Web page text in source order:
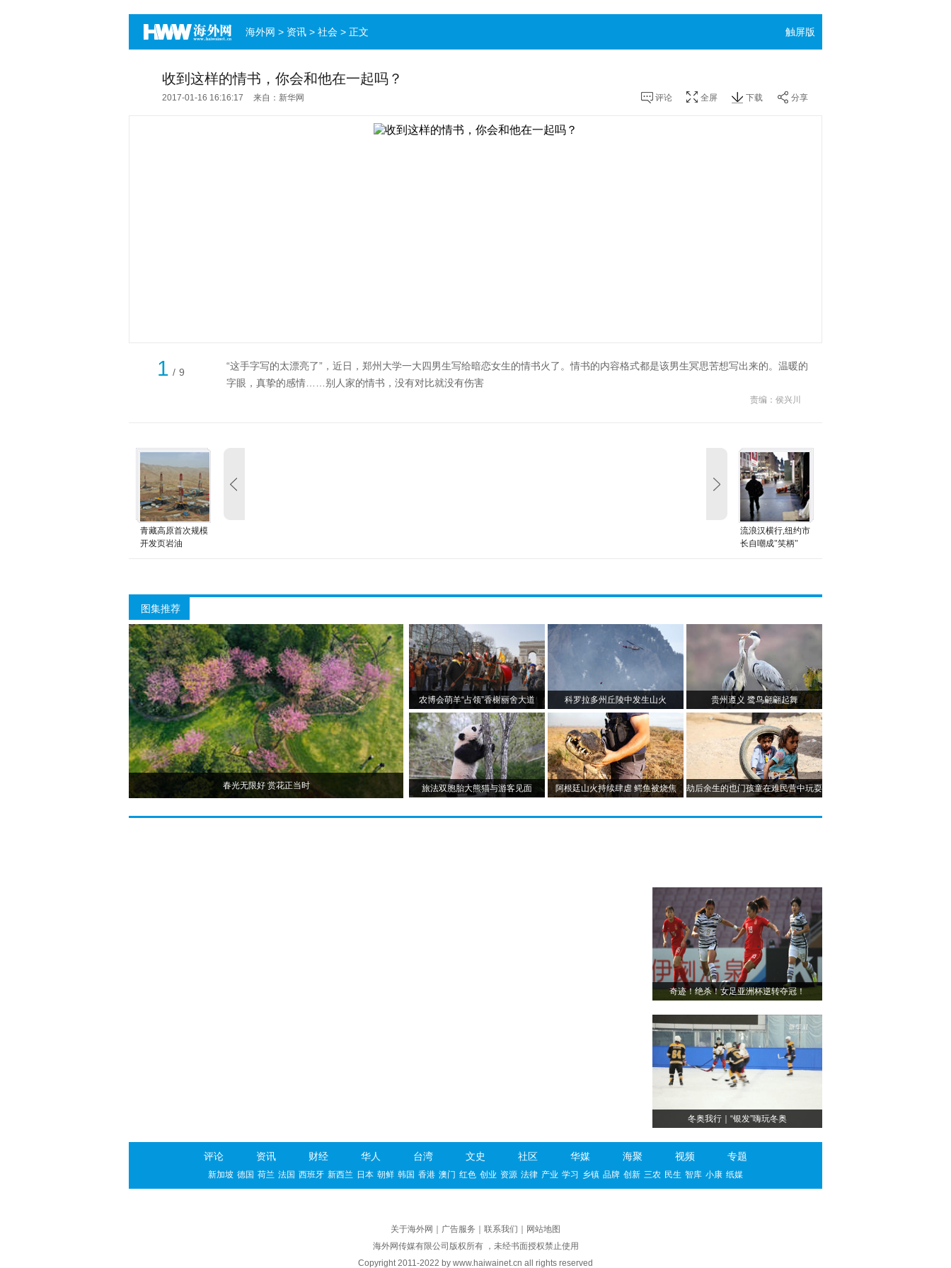
海外网 > 资讯 > 社会 > 正文 触屏版
收到这样的情书，你会和他在一起吗？
2017-01-16 16:16:17 来自：新华网 分享
评论 全屏 下载
1 / 9
“这手字写的太漂亮了”，近日，郑州大学一大四男生写给暗恋女生的情书火了。情书的内容格式都是该男生冥思苦想写出来的。温暖的
字眼，真挚的感情……别人家的情书，没有对比就没有伤害
责编：侯兴川
青藏高原首次规模
开发页岩油
流浪汉横行,纽约市
长自嘲成"笑柄"
图集推荐
农博会萌羊“占领”香榭丽舍大道 科罗拉多州丘陵中发生山火 贵州遵义 鹭鸟翩翩起舞
旅法双胞胎大熊猫与游客见面 阿根廷山火持续肆虐 鳄鱼被烧焦 劫后余生的也门孩童在难民营中玩耍
春光无限好 赏花正当时
奇迹！绝杀！女足亚洲杯逆转夺冠！
冬奥我行｜“银发”嗨玩冬奥
评论 资讯 财经 华人 台湾 文史 社区 华媒 海聚 视频 专题
新加坡 德国 荷兰 法国 西班牙 新西兰 日本 朝鲜 韩国 香港 澳门 红色 创业 资源 法律 产业 学习 乡镇 品牌 创新 三农 民生 智库 小康 纸媒
关于海外网 广告服务 联系我们
网站地图
海外网传媒有限公司版权所有 ，未经书面授权禁止使用
Copyright2011-2022 by www.haiwainet.cn all rights reserved